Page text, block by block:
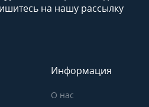
на нашу рассылку
Информация
О нас